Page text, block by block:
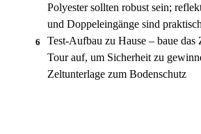
Polyester sollten robust sein;
und Doppeleingänge sind praktisch
6
Test-Aufbau zu Hause – baue das
Tour auf, um Sicherheit zu
Zeltunterlage zum Bodenschutz